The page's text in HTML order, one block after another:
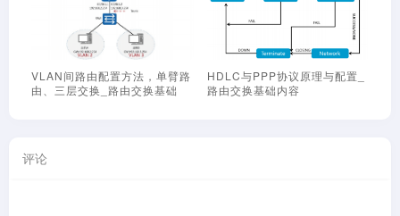
与配置_
PPPoE客户端原理与配置_路
由交换基础
NAT网络地址转换_路由交换
础
评论